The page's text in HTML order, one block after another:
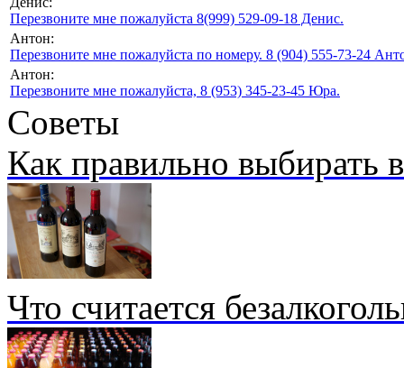
Перезвоните мне пожалуйста 8(999) 529-09-18 Денис.
Антон:
Перезвоните мне пожалуйста по номеру. 8 (904) 555-73-24
Антон:
Перезвоните мне пожалуйста, 8 (953) 345-23-45 Юра.
Советы
Как правильно выбирать
Что считается